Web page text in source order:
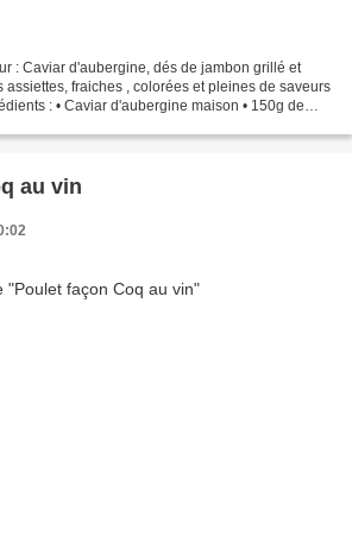
: Caviar d'aubergine, dés de jambon grillé et
assiettes, fraiches , colorées et pleines de saveurs
: • Caviar d'aubergine maison • 150g de
au vin